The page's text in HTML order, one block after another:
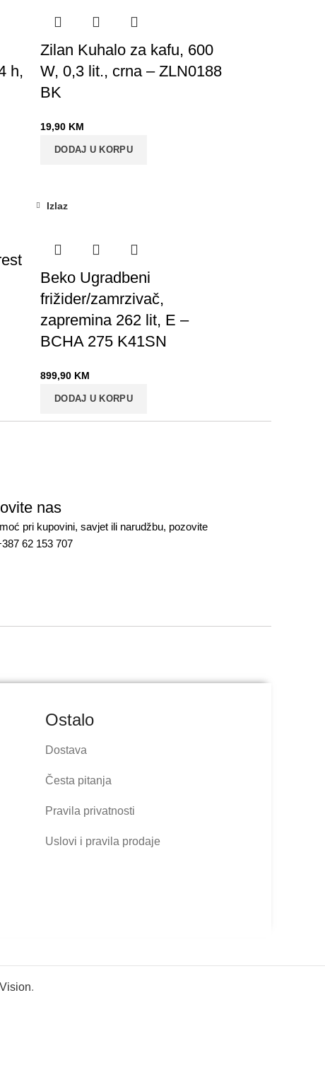
h,
Zilan Kuhalo za kafu, 600
W, 0,3 lit., crna – ZLN0188
BK
19,90 KM
DODAJ U KORPU
Izlaz
Beko Ugradbeni
frižider/zamrzivač,
zapremina 262 lit, E –
BCHA 275 K41SN
899,90 KM
DODAJ U KORPU
nas
pri kupovini, savjet ili narudžbu, pozovite
62 153 707
Ostalo
Dostava
Česta pitanja
Pravila privatnosti
Uslovi i pravila prodaje
.